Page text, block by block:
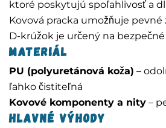
ktoré poskytujú spoľahlivosť a
Kovová pracka umožňuje
D-krúžok je určený na
Materiál
PU (polyuretánová koža) –
ľahko čistiteľná
Kovové komponenty a nity –
Hlavné výhody